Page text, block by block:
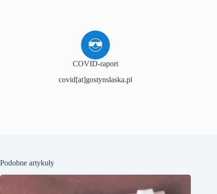
COVID-raport
covid[at]gostynslaska.pl
Podobne artykuły